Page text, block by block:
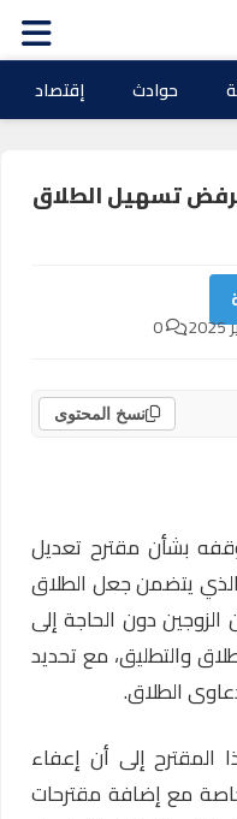
حوادث إقتصاد
يرفض تسهيل الطلاق
نسخ المحتوى
بشأن مقترح تعديل
يتضمن جعل الطلاق
دون الحاجة إلى
والتطليق، مع تحديد
الطلاق.
إلى أن إعفاء
مع إضافة مقترحات